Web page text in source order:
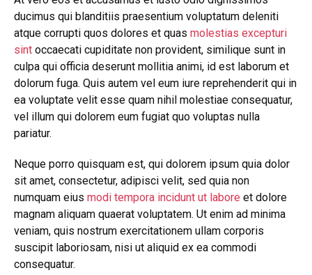
ducimus qui blanditiis praesentium voluptatum deleniti
atque corrupti quos dolores et quas molestias excepturi
sint occaecati cupiditate non provident, similique sunt in
culpa qui officia deserunt mollitia animi, id est laborum et
dolorum fuga. Quis autem vel eum iure reprehenderit qui in
ea voluptate velit esse quam nihil molestiae consequatur,
vel illum qui dolorem eum fugiat quo voluptas nulla
pariatur.
Neque porro quisquam est, qui dolorem ipsum quia dolor
sit amet, consectetur, adipisci velit, sed quia non
numquam eius modi tempora incidunt ut labore et dolore
magnam aliquam quaerat voluptatem. Ut enim ad minima
veniam, quis nostrum exercitationem ullam corporis
suscipit laboriosam, nisi ut aliquid ex ea commodi
consequatur.